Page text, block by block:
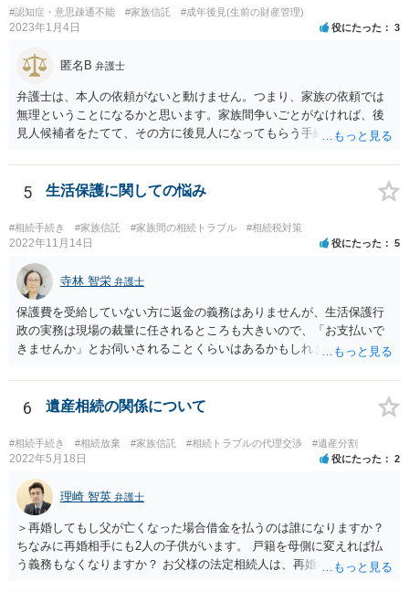
#認知症・意思疎通不能 #家族信託 #成年後見(生前の財産管理)
2023年1月4日 役にたった 3
匿名B 弁護士
弁護士は、本人の依頼がないと動けません。つまり、家族の依頼では
無理ということになるかと思います。家族間争いごとがなければ、後
見人候補者をたてて、その方に後見人になってもらう手続をすすめた
5 生活保護に関しての悩み
#相続手続き #家族信託 #家族間の相続トラブル #相続税対策
2022年11月14日 役にたった 5
寺林 智栄 弁護士
保護費を受給していない方に返金の義務はありませんが、生活保護行
政の実務は現場の裁量に任されるところも大きいので、「お支払いで
きませんか」とお伺いされることくらいはあるかもしれません。 通報
考えてご判断いただくのが良いと思います。
6 遺産相続の関係について
#相続手続き #相続放棄 #家族信託 #相続トラブルの代理交渉 #遺産分割
2022年5月18日 役にたった 2
理崎 智英 弁護士
＞再婚してもし父が亡くなった場合借金を払うのは誰になりますか？
ちなみに再婚相手にも2人の子供がいます。 戸籍を母側に変えれば払
う義務もなくなりますか？ お父様の法定相続人は、再婚相手とご相談